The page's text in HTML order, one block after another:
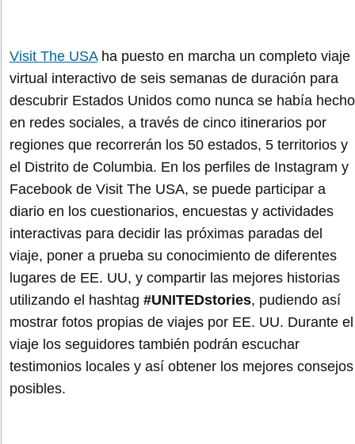
Visit The USAha puesto en marcha un completo viaje
virtual interactivo de seis semanas de duración para
descubrir Estados Unidos como nunca se había hecho
en redes sociales, a través de cinco itinerarios por
regiones que recorrerán los 50 estados, 5 territorios y
el Distrito de Columbia. En los perfiles de Instagram y
Facebook de Visit The USA, se puede participar a
diario en los cuestionarios, encuestas y actividades
interactivas para decidir las próximas paradas del
viaje, poner a prueba su conocimiento de diferentes
lugares de EE. UU, y compartir las mejores historias
utilizando el hashtag #UNITEDstories, pudiendo así
mostrar fotos propias de viajes por EE. UU. Durante el
viaje los seguidores también podrán escuchar
testimonios locales y así obtener los mejores consejos
posibles.